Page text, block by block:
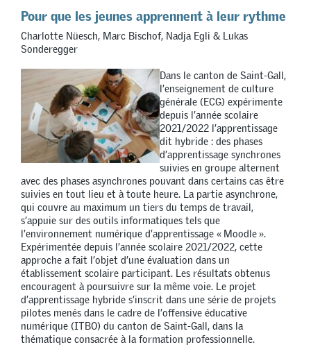
Pour que les jeunes apprennent à leur rythme
Charlotte Nüesch, Marc Bischof, Nadja Egli & Lukas
Sonderegger
Dans le canton de Saint-Gall,
l’enseignement de culture
générale (ECG) expérimente
depuis l’année scolaire
2021/2022 l’apprentissage
dit hybride : des phases
d’apprentissage synchrones
suivies en groupe alternent
avec des phases asynchrones pouvant dans certains cas être
suivies en tout lieu et à toute heure. La partie asynchrone,
qui couvre au maximum un tiers du temps de travail,
s’appuie sur des outils informatiques tels que
l’environnement numérique d’apprentissage « Moodle ».
Expérimentée depuis l’année scolaire 2021/2022, cette
approche a fait l’objet d’une évaluation dans un
établissement scolaire participant. Les résultats obtenus
encouragent à poursuivre sur la même voie. Le projet
d’apprentissage hybride s’inscrit dans une série de projets
pilotes menés dans le cadre de l’offensive éducative
numérique (ITBO) du canton de Saint-Gall, dans la
thématique consacrée à la formation professionnelle.